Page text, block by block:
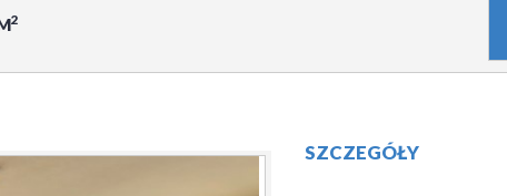
2
SZCZEGÓŁY